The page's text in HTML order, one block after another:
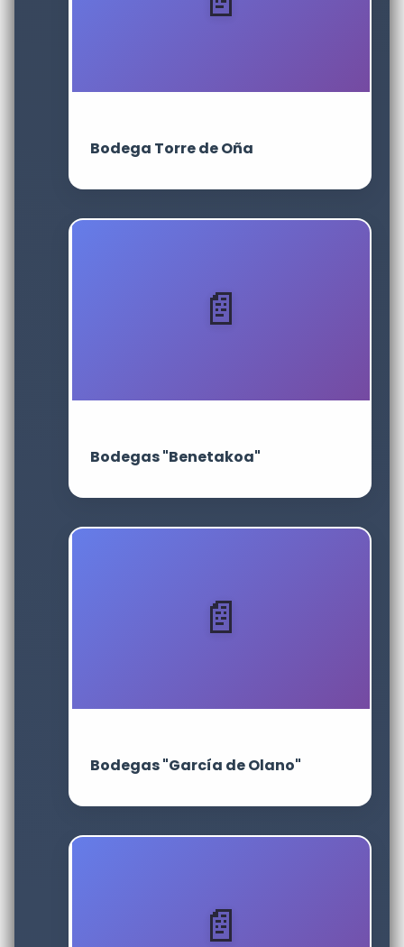
Bodega Torre de Oña
Bodegas "Benetakoa"
Bodegas "García de Olano"